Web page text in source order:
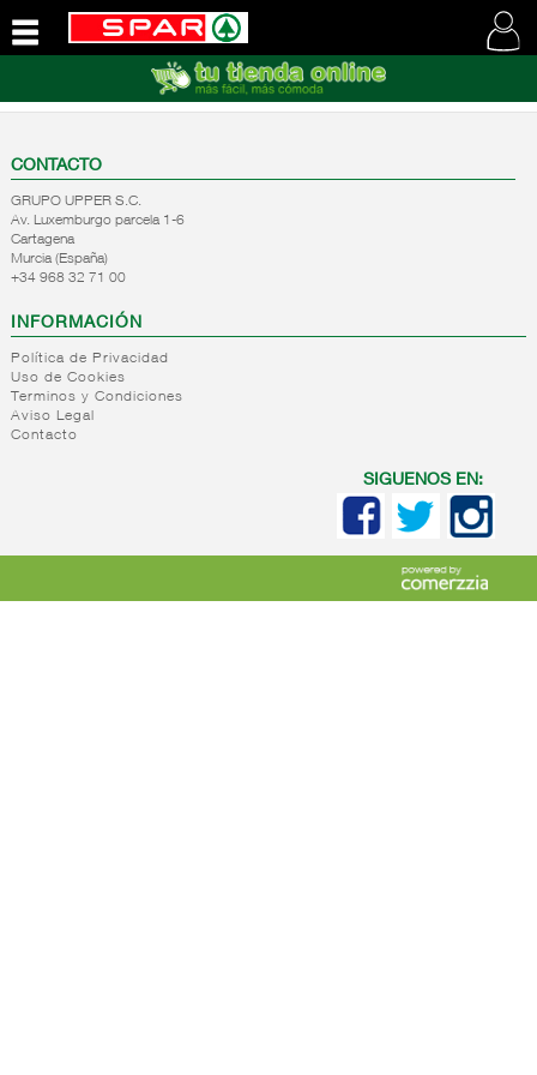
SOMOS
NUESTRA
WEB
CONTACTO
GRUPO UPPER S.C.
Av. Luxemburgo parcela 1-6
Cartagena
Murcia (España)
+34 968 32 71 00
INFORMACIÓN
Política de Privacidad
Uso de Cookies
Terminos y Condiciones
Aviso Legal
Contacto
SIGUENOS EN: